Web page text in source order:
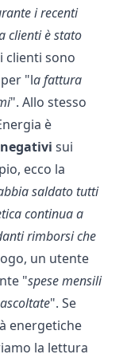
i recenti
clienti è stato
clienti sono
"la fattura
". Allo stesso
è
sui
ecco la
saldato tutti
continua a
rimborsi che
un utente
"spese mensili
". Se
energetiche
la lettura